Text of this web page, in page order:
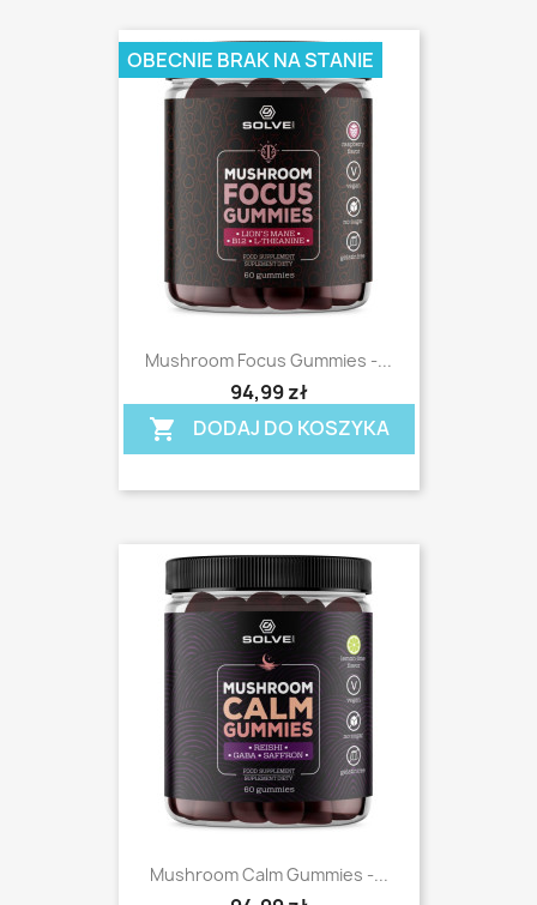
Mushroom Focus Gummies -...
94,99 zł
shopping_cart DODAJ DO KOSZYKA
OBECNIE BRAK NA STANIE
Mushroom Calm Gummies -...